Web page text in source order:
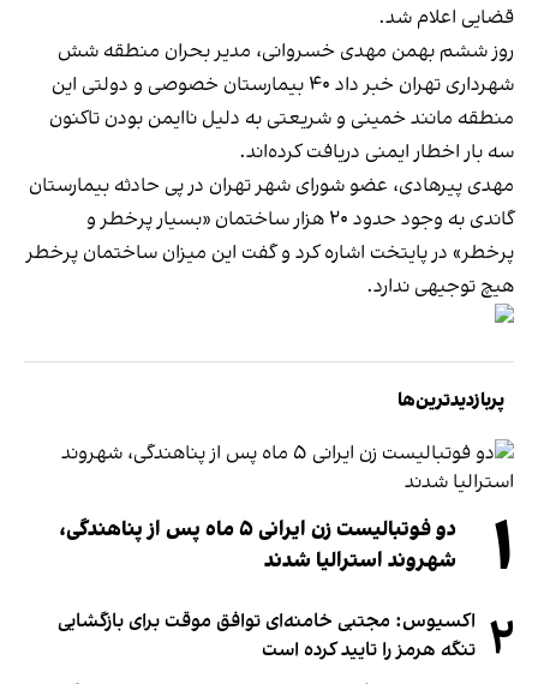
قضایی اعلام شد.
روز ششم بهمن مهدی خسروانی، مدیر بحران منطقه شش
شهرداری تهران خبر داد ۴۰ بیمارستان خصوصی و دولتی این
منطقه مانند خمینی و شریعتی به دلیل ناایمن ‌بودن تاکنون
سه بار اخطار ایمنی دریافت کرده‌اند.
مهدی پیرهادی، عضو شورای شهر تهران در پی حادثه بیمارستان
گاندی به وجود حدود ۲۰ هزار ساختمان «بسیار پرخطر و
پرخطر» در پایتخت اشاره کرد و گفت این میزان ساختمان پر‌خطر
هیچ توجیهی ندارد.
پربازدیدترین‌ها
۱
دو فوتبالیست زن ایرانی ۵ ماه پس از پناهندگی،
شهروند استرالیا شدند
۲ اکسیوس: مجتبی خامنه‌ای توافق موقت برای بازگشایی
تنگه هرمز را تایید کرده است